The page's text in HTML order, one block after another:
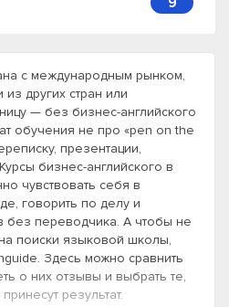
с международным рынком,
других стран или
— без бизнес-английского
обучения не про «pen on the
презентации,
бизнес-английского в
чувствовать себя в
говорить по делу и
без переводчика. А чтобы не
поиски языковой школы,
Здесь можно сравнить
о них отзывы и выбрать те,
результат.